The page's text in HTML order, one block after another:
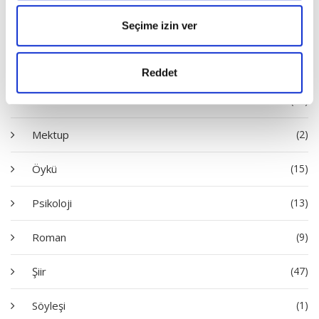
Seçime izin ver
Reddet
İnceleme
Mektup (2)
Öykü (15)
Psikoloji (13)
Roman (9)
Şiir (47)
Söyleşi (1)